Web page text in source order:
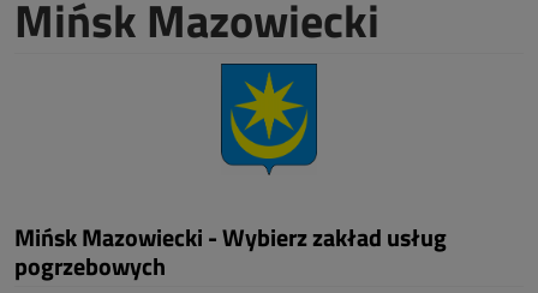
Mińsk Mazowiecki
Mińsk Mazowiecki - Wybierz zakład usług
pogrzebowych